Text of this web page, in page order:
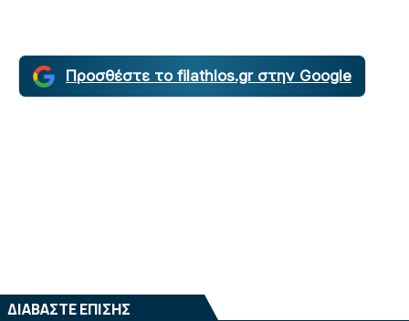
Προσθέστε το filathlos.gr στην Google
ΔΙΑΒΑΣΤΕ ΕΠΙΣΗΣ